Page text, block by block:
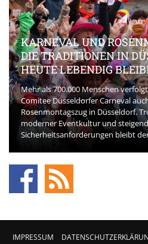
KARNEVAL UND
DIE TRADITIONEN IN
HEUTE LEBENDIG
Mehr als 700.000 Menschen
Comitee Düsseldorfer Carneval
Rosenmontagszug in Düsseldorf.
moderner Eventkultur und
Sicherheitsanforderungen bleibt
IMPRESSUM